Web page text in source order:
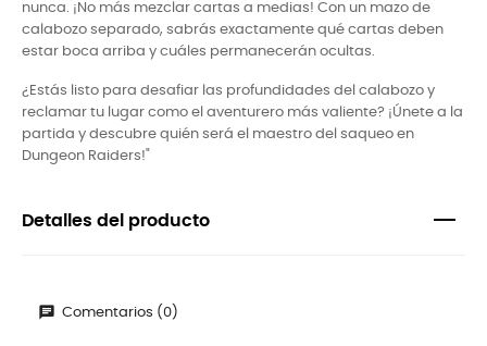
nunca. ¡No más mezclar cartas a medias! Con un mazo de
calabozo separado, sabrás exactamente qué cartas deben
estar boca arriba y cuáles permanecerán ocultas.
¿Estás listo para desafiar las profundidades del calabozo y
reclamar tu lugar como el aventurero más valiente? ¡Únete a la
partida y descubre quién será el maestro del saqueo en
Dungeon Raiders!"
Detalles del producto
Comentarios (0)